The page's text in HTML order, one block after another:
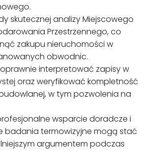
skutecznej analizy Miejscowego
Przestrzennego, co
zakupu nieruchomości w
obwodnic.
interpretować zapisy w
oraz weryfikować kompletność
w tym pozwolenia na
wsparcie doradcze i
badania termowizyjne mogą stać
argumentem podczas